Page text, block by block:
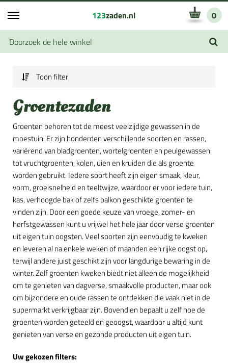
123zaden.nl 0
Toon filter
Groentezaden
Groenten behoren tot de meest veelzijdige gewassen in de
moestuin. Er zijn honderden verschillende soorten en rassen,
variërend van bladgroenten, wortelgroenten en peulgewassen
tot vruchtgroenten, kolen, uien en kruiden die als groente
worden gebruikt. Iedere soort heeft zijn eigen smaak, kleur,
vorm, groeisnelheid en teeltwijze, waardoor er voor iedere tuin,
kas, verhoogde bak of zelfs balkon geschikte groenten te
vinden zijn. Door een goede keuze van vroege, zomer- en
herfstgewassen kunt u vrijwel het hele jaar door verse groenten
uit eigen tuin oogsten. Veel soorten zijn eenvoudig te kweken
en leveren al na enkele weken of maanden een rijke oogst op,
terwijl andere juist geschikt zijn voor langdurige bewaring in de
winter. Zelf groenten kweken biedt niet alleen de mogelijkheid
om te genieten van dagverse, smaakvolle producten, maar ook
om bijzondere en oude rassen te ontdekken die vaak niet in de
supermarkt verkrijgbaar zijn. Bovendien bepaalt u zelf hoe de
groenten worden geteeld en geoogst, waardoor u altijd kunt
genieten van verse en gezonde producten uit eigen tuin.
Uw gekozen filters: